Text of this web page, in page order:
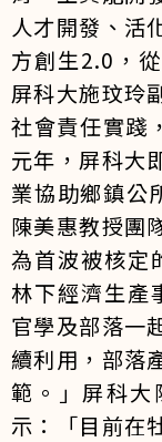
人才開發、活
方創生2.0，
屏科大施玟玲
社會責任實踐
元年，屏科大
業協助鄉鎮公
陳美惠教授團
為首波被核定
林下經濟生產
官學及部落一
續利用，部落
範。」屏科大
示：「目前在